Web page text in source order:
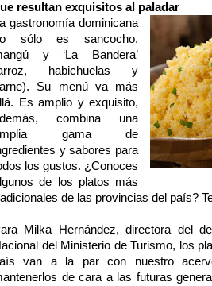
resultan exquisitos al paladar
gastronomía dominicana
sólo es sancocho,
y ‘La Bandera’
habichuelas y
Su menú va más
Es amplio y exquisito,
combina una
gama de
y sabores para
los gustos. ¿Conoces
de los platos más
de las provincias del país?
Milka Hernández, directora del
del Ministerio de Turismo, los
van a la par con nuestro
de cara a las futuras